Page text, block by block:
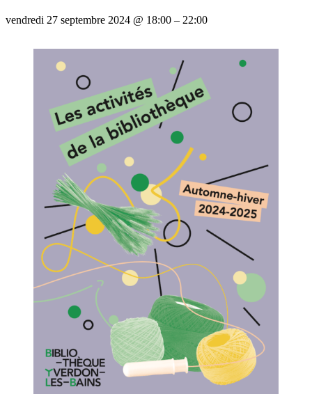
vendredi 27 septembre 2024 @ 18:00 – 22:00